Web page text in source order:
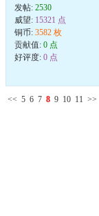
发帖: 2530
威望: 15321 点
铜币: 3582 枚
贡献值: 0 点
好评度: 0 点
<< 5 6 7 8 9 10 11 >>